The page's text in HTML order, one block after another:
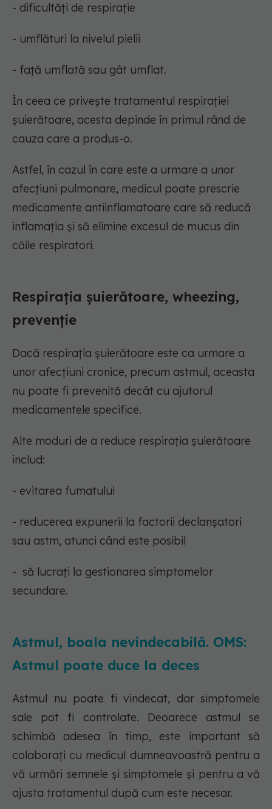
- dificultăți de respirație
- umflături la nivelul pielii
- față umflată sau gât umflat.
În ceea ce privește tratamentul respirației
șuierătoare, acesta depinde în primul rând de
cauza care a produs-o.
Astfel, în cazul în care este a urmare a unor
afecțiuni pulmonare, medicul poate prescrie
medicamente antiinflamatoare care să reducă
inflamația și să elimine excesul de mucus din
căile respiratori.
Respirația șuierătoare, wheezing,
prevenție
Dacă respirația șuierătoare este ca urmare a
unor afecțiuni cronice, precum astmul, aceasta
nu poate fi prevenită decât cu ajutorul
medicamentele specifice.
Alte moduri de a reduce respirația șuierătoare
includ:
- evitarea fumatului
- reducerea expunerii la factorii declanșatori
sau astm, atunci când este posibil
- să lucrați la gestionarea simptomelor
secundare.
Astmul, boala nevindecabilă. OMS:
Astmul poate duce la deces
Astmul nu poate fi vindecat, dar simptomele
sale pot fi controlate. Deoarece astmul se
schimbă adesea în timp, este important să
colaborați cu medicul dumneavoastră pentru a
vă urmări semnele și simptomele și pentru a vă
ajusta tratamentul după cum este necesar.